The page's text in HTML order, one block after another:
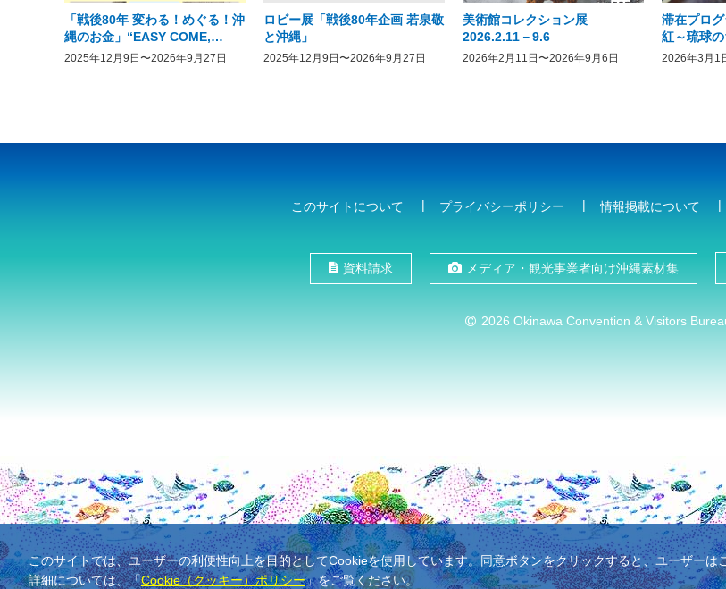
「戦後80年 変わる！めぐる！沖
縄のお金」“EASY COME,
EASY GO － The History of
2025年12月9日〜2026年9月27日
ロビー展「戦後80年企画 若泉敬
と沖縄」
2025年12月9日〜2026年9月27日
美術館コレクション展
2026.2.11－9.6
2026年2月11日〜2026年9月6日
滞在プロ
紅～琉球の
2026年3月1
このサイトについて プライバシーポリシー 情報掲載について
資料請求 メディア・観光事業者向け沖縄素材集
2026 Okinawa Convention & Visitors
このサイトでは、ユーザーの利便性向上を目的としてCookieを使用しています。同意ボタンをクリックすると、ユーザー
詳細については、「Cookie（クッキー）ポリシー」をご覧ください。